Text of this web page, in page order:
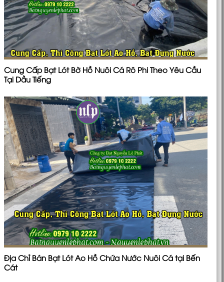
Cung Cấp Bạt Lót Bờ Hồ Nuôi Cá Rô Phi Theo Yêu Cầu
Tại Dầu Tiếng
Địa Chỉ Bán Bạt Lót Ao Hồ Chứa Nước Nuôi Cá tại Bến
Cát